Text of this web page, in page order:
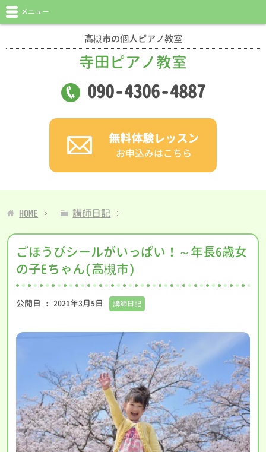
高槻市の個人ピアノ教室
寺田ピアノ教室
090-4306-4887
無料体験レッスン
お申込みはこちら
メニュー
HOME 講師日記
ごほうびシールがいっぱい！～年長6歳女
の子Eちゃん(高槻市)
公開日 : 2021年3月5日 講師日記